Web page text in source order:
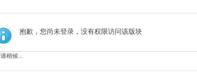
索
抱歉，您尚未登录，没有权限访问该版块
请稍候...